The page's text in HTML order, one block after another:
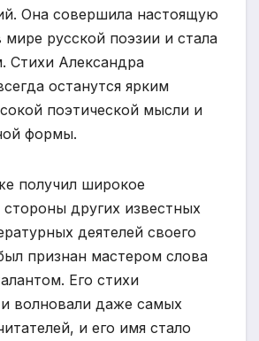
Она совершила настоящую
русской поэзии и стала
Стихи Александра
останутся ярким
поэтической мысли и
формы.
получил широкое
других известных
деятелей своего
признан мастером слова
Его стихи
волновали даже самых
и его имя стало